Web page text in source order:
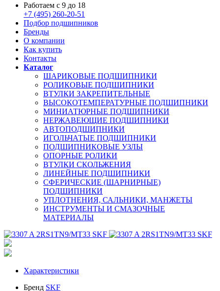
Работаем с 9 до 18
+7 (495) 260-20-51
Подбор подшипников
Бренды
О компании
Как купить
Контакты
Каталог
ШАРИКОВЫЕ ПОДШИПНИКИ
РОЛИКОВЫЕ ПОДШИПНИКИ
ВТУЛКИ ЗАКРЕПИТЕЛЬНЫЕ
ВЫСОКОТЕМПЕРАТУРНЫЕ ПОДШИПНИКИ
МИНИАТЮРНЫЕ ПОДШИПНИКИ
НЕРЖАВЕЮЩИЕ ПОДШИПНИКИ
АВТОПОДШИПНИКИ
ИГОЛЬЧАТЫЕ ПОДШИПНИКИ
ПОДШИПНИКОВЫЕ УЗЛЫ
ОПОРНЫЕ РОЛИКИ
ВТУЛКИ СКОЛЬЖЕНИЯ
ЛИНЕЙНЫЕ ПОДШИПНИКИ
СФЕРИЧЕСКИЕ (ШАРНИРНЫЕ)
ПОДШИПНИКИ
УПЛОТНЕНИЯ, САЛЬНИКИ, МАНЖЕТЫ
ИНСТРУМЕНТЫ И СМАЗОЧНЫЕ
МАТЕРИАЛЫ
Характеристики
Бренд SKF